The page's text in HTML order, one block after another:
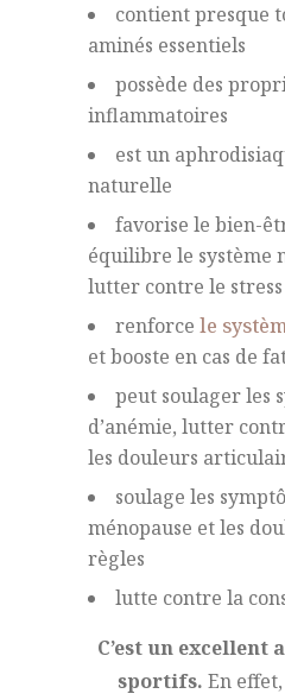
contient presque
aminés essentiels
possède des
inflammatoires
est un
naturelle
favorise le bien-
équilibre le système
lutter contre le stress
renforce le
et booste en cas de
peut soulager les
d’anémie, lutter
les douleurs
soulage les
ménopause et les
règles
lutte contre la
C’est un excellent
sportifs. En